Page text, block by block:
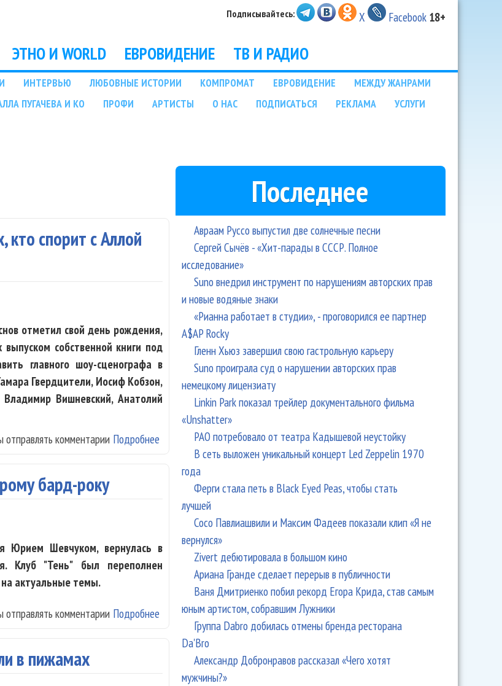
Подписывайтесь: X Facebook 18+
ЭТНО И WORLD ЕВРОВИДЕНИЕ ТВ И РАДИО
ИНТЕРВЬЮ ЛЮБОВНЫЕ ИСТОРИИ КОМПРОМАТ ЕВРОВИДЕНИЕ
МЕЖДУ ЖАНРАМИ
ПУГАЧЕВА И КО ПРОФИ АРТИСТЫ О НАС ПОДПИСАТЬСЯ РЕКЛАМА
УСЛУГИ
кто спорит с Аллой
отметил свой день рождения,
собственной книги под
главного шоу-сценографа в
Гвердцители, Иосиф Кобзон,
Вишневский, Анатолий
Подробнее о Борис Краснов: Я - один из немногих, кто спорит с Аллой Пугачевой!
отправлять комментарии
бард-року
Юрием Шевчуком, вернулась в
Клуб "Тень" был переполнен
актуальные темы.
Подробнее о "ДДТ" вернулся к старому доброму бард-року
отправлять комментарии
в пижамах
Последнее
Авраам Руссо выпустил две солнечные песни
Сергей Сычёв - «Хит-парады в СССР. Полное
исследование»
Suno внедрил инструмент по нарушениям авторских прав
и новые водяные знаки
«Рианна работает в студии», - проговорился ее партнер
A$AP Rocky
Гленн Хьюз завершил свою гастрольную карьеру
Suno проиграла суд о нарушении авторских прав
немецкому лицензиату
Linkin Park показал трейлер документального фильма
«Unshatter»
РАО потребовало от театра Кадышевой неустойку
В сеть выложен уникальный концерт Led Zeppelin 1970
года
Ферги стала петь в Black Eyed Peas, чтобы стать
лучшей
Сосо Павлиашвили и Максим Фадеев показали клип «Я не
вернулся»
Zivert дебютировала в большом кино
Ариана Гранде сделает перерыв в публичности
Ваня Дмитриенко побил рекорд Егора Крида, став самым
юным артистом, собравшим Лужники
Группа Dabro добилась отмены бренда ресторана
Da'Bro
Александр Добронравов рассказал «Чего хотят
мужчины?»